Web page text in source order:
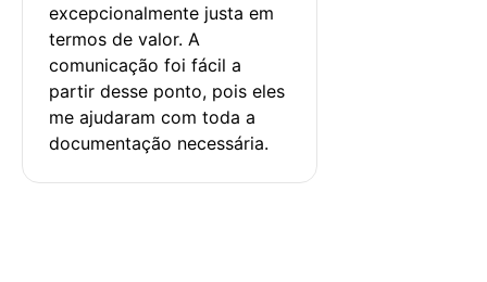
excepcionalmente justa em
termos de valor. A
comunicação foi fácil a
partir desse ponto, pois eles
me ajudaram com toda a
documentação necessária.